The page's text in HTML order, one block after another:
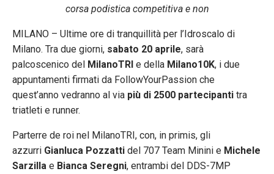
corsa podistica competitiva e non
MILANO – Ultime ore di tranquillità per l’Idroscalo di
Milano. Tra due giorni, sabato 20 aprile, sarà
palcoscenico del MilanoTRI e della Milano10K, i due
appuntamenti firmati da FollowYourPassion che
quest’anno vedranno al via più di 2500 partecipanti tra
triatleti e runner.
Parterre de roi nel MilanoTRI, con, in primis, gli
azzurri Gianluca Pozzatti del 707 Team Minini e Michele
Sarzilla e Bianca Seregni, entrambi del DDS-7MP